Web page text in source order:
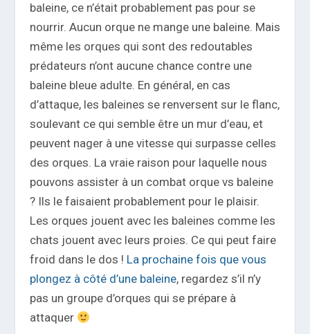
baleine, ce n’était probablement pas pour se
nourrir. Aucun orque ne mange une baleine. Mais
même les orques qui sont des redoutables
prédateurs n’ont aucune chance contre une
baleine bleue adulte. En général, en cas
d’attaque, les baleines se renversent sur le flanc,
soulevant ce qui semble être un mur d’eau, et
peuvent nager à une vitesse qui surpasse celles
des orques. La vraie raison pour laquelle nous
pouvons assister à un combat orque vs baleine
? Ils le faisaient probablement pour le plaisir.
Les orques jouent avec les baleines comme les
chats jouent avec leurs proies. Ce qui peut faire
froid dans le dos ! La prochaine fois que vous
plongez à côté d’une baleine, regardez s’il n’y
pas un groupe d’orques qui se prépare à
attaquer